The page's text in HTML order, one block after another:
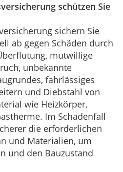
schützen Sie
sichern Sie
ab gegen Schäden durch
mutwillige
unbekannte
fahrlässiges
und Diebstahl von
wie Heizkörper,
Im Schadenfall
die erforderlichen
und Materialien, um
und den Bauzustand